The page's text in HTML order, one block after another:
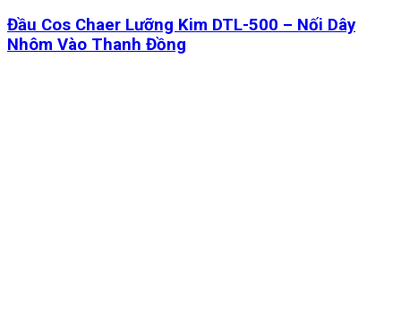
Đầu Cos Chaer Lưỡng Kim DTL-500 – Nối Dây
Nhôm Vào Thanh Đồng